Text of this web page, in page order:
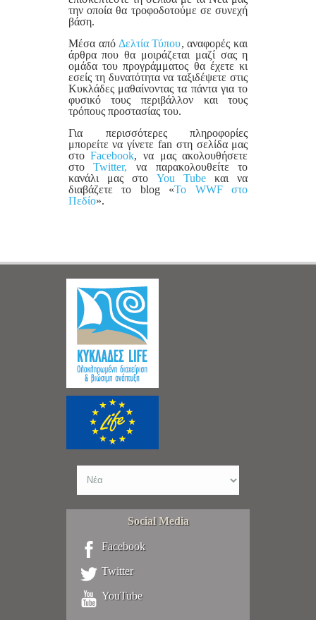
την οποία θα τροφοδοτούμε σε συνεχή
βάση.
Μέσα από Δελτία Τύπου, αναφορές και
άρθρα που θα μοιράζεται μαζί σας η
ομάδα του προγράμματος θα έχετε κι
εσείς τη δυνατότητα να ταξιδέψετε στις
Κυκλάδες μαθαίνοντας τα πάντα για το
φυσικό τους περιβάλλον και τους
τρόπους προστασίας του.
Για περισσότερες πληροφορίες
μπορείτε να γίνετε fan στη σελίδα μας
στοFacebook, να μας ακολουθήσετε
στοTwitter, να παρακολουθείτε τo
κανάλι μας στο You Tubeκαι να
διαβάζετε τo blog «Το WWF στο
Πεδίο».
Social Media
Facebook
Twitter
YouTube